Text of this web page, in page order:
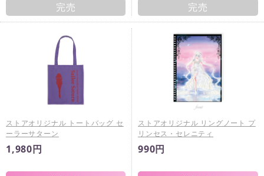
完売 完売
ストアオリジナル トートバッグ セ
ーラーサターン
1,980円
ストアオリジナル リングノート プ
リンセス・セレニティ
990円